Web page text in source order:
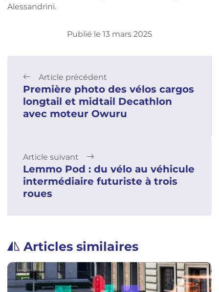
Alessandrini.
Publié le 13 mars 2025
Article précédent
Première photo des vélos cargos
longtail et midtail Decathlon
avec moteur Owuru
Article suivant
Lemmo Pod : du vélo au véhicule
intermédiaire futuriste à trois
roues
Articles similaires